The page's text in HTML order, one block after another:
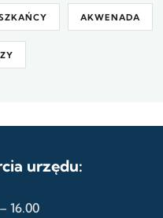
AKWENADA
urzędu:
16.00